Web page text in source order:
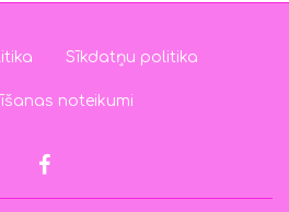
Sīkdatņu politika
noteikumi